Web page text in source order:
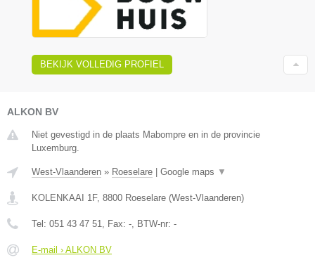
BEKIJK VOLLEDIG PROFIEL
ALKON BV
Niet gevestigd in de plaats Mabompre en in de provincie
Luxemburg.
West-Vlaanderen » Roeselare Google maps ▼
KOLENKAAI 1F, 8800 Roeselare (West-Vlaanderen)
Tel: 051 43 47 51, Fax: -, BTW-nr: -
E-mail › ALKON BV